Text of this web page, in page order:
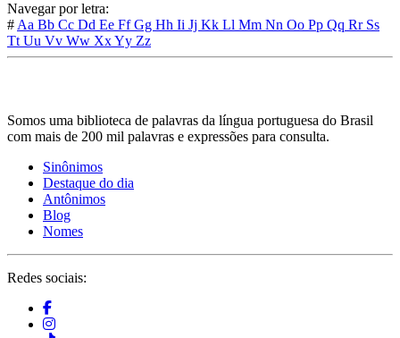
Navegar por letra:
# Aa Bb Cc Dd Ee FfGg Hh Ii Jj Kk Ll Mm Nn Oo Pp Qq Rr Ss
Tt Uu Vv Ww XxYy Zz
Somos uma biblioteca de palavras da língua portuguesa do Brasil
com mais de 200 mil palavras e expressões para consulta.
Sinônimos
Destaque do dia
Antônimos
Blog
Nomes
Redes sociais: